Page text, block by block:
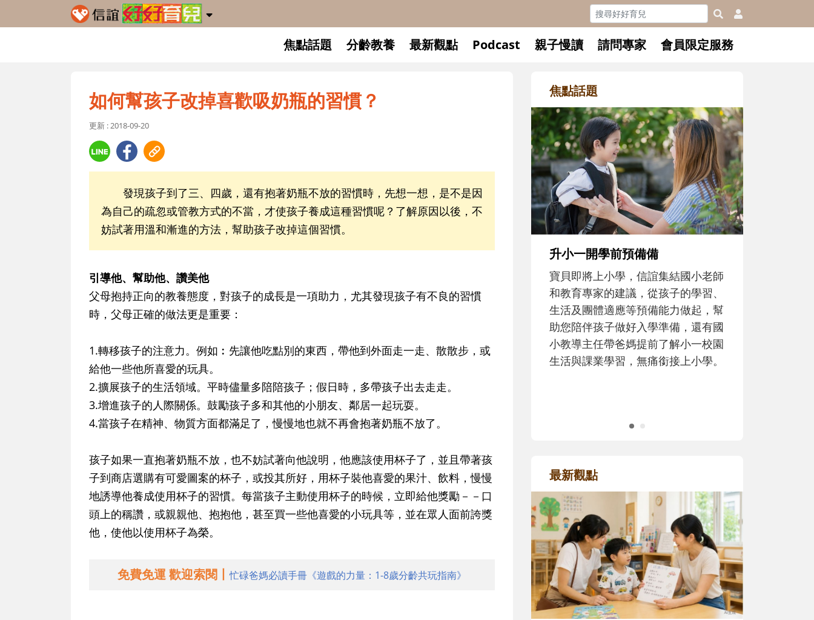
焦點話題 分齡教養 最新觀點 Podcast 親子慢讀 請問專家 會員限定服務
如何幫孩子改掉喜歡吸奶瓶的習慣？
更新 : 2018-09-20
發現孩子到了三、四歲，還有抱著奶瓶不放的習慣時，先想一想，是不是因
為自己的疏忽或管教方式的不當，才使孩子養成這種習慣呢？了解原因以後，不
妨試著用溫和漸進的方法，幫助孩子改掉這個習慣。
引導他、幫助他、讚美他
父母抱持正向的教養態度，對孩子的成長是一項助力，尤其發現孩子有不良的習慣
時，父母正確的做法更是重要：
1.轉移孩子的注意力。例如︰先讓他吃點別的東西，帶他到外面走一走、散散步，或
給他一些他所喜愛的玩具。
2.擴展孩子的生活領域。平時儘量多陪陪孩子；假日時，多帶孩子出去走走。
3.增進孩子的人際關係。鼓勵孩子多和其他的小朋友、鄰居一起玩耍。
4.當孩子在精神、物質方面都滿足了，慢慢地也就不再會抱著奶瓶不放了。
孩子如果一直抱著奶瓶不放，也不妨試著向他說明，他應該使用杯子了，並且帶著孩
子到商店選購有可愛圖案的杯子，或投其所好，用杯子裝他喜愛的果汁、飲料，慢慢
地誘導他養成使用杯子的習慣。每當孩子主動使用杯子的時候，立即給他獎勵－－口
頭上的稱讚，或親親他、抱抱他，甚至買一些他喜愛的小玩具等，並在眾人面前誇獎
他，使他以使用杯子為榮。
免費免運 歡迎索閱丨忙碌爸媽必讀手冊《遊戲的力量：1-8歲分齡共玩指南》
焦點話題
升小一開學前預備備
和教育專家的建議，從孩子的學習、
小教導主任帶爸媽提前了解小一校園
生活與課業學習，無痛銜接上小學。
和孩子一起長大的那個男人│讀
懂父親的不同模樣
沒有人天生就擅長當爸爸！男人總是
在一次次「前所未有」的體驗中，跟
著孩子一起長大。從給予安全感的肢
體遊戲，到獨立自主、角色認同及解
決問題的能力養成。爸爸正嘗試用不
同的模樣，參與孩子每個重要的成長
歷程。
最新觀點